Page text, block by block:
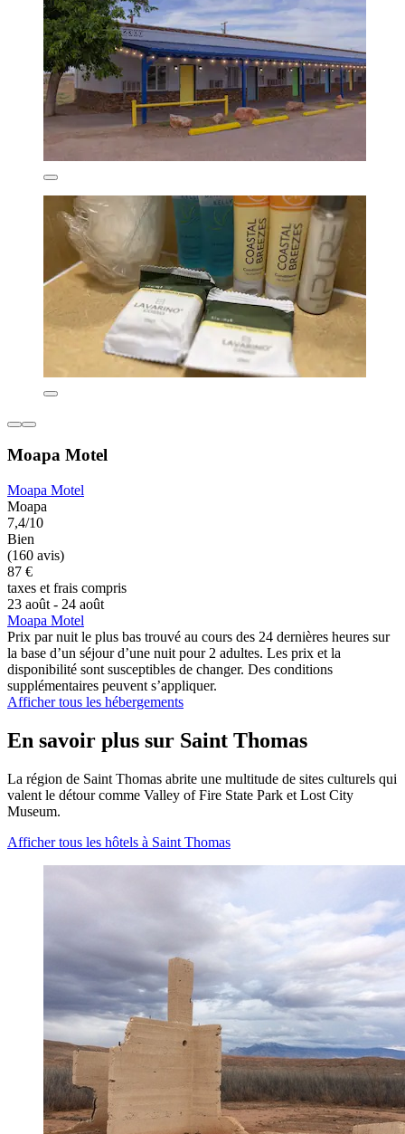
Moapa Motel
Moapa Motel
Moapa
7,4/10
Bien
(160 avis)
87 €
taxes et frais compris
23 août - 24 août
Moapa Motel
Prix par nuit le plus bas trouvé au cours des 24 dernières heures sur
la base d’un séjour d’une nuit pour 2 adultes. Les prix et la
disponibilité sont susceptibles de changer. Des conditions
supplémentaires peuvent s’appliquer.
Afficher tous les hébergements
En savoir plus sur Saint Thomas
La région de Saint Thomas abrite une multitude de sites culturels qui
valent le détour comme Valley of Fire State Park et Lost City
Museum.
Afficher tous les hôtels à Saint Thomas